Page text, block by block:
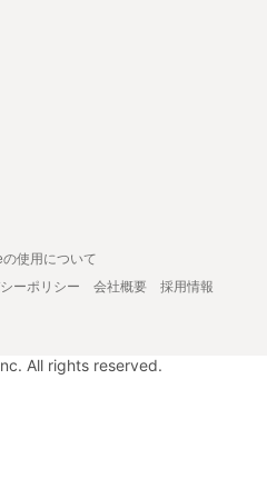
使用について
ーポリシー 会社概要
採用情報
All rights reserved.